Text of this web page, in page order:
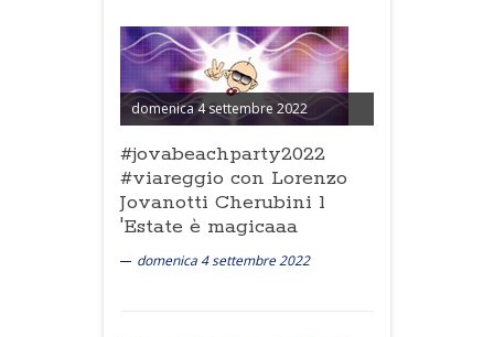
domenica 4 settembre 2022
#jovabeachparty2022
#viareggio con Lorenzo
Jovanotti Cherubini l
'Estate è magicaaa
domenica 4 settembre 2022